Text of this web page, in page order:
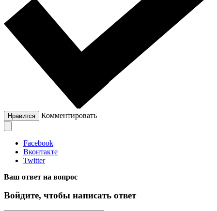
Нравится Комментировать
Facebook
Вконтакте
Twitter
Ваш ответ на вопрос
Войдите, чтобы написать ответ